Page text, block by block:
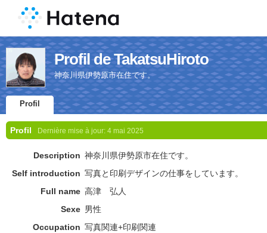
Profil de TakatsuHiroto
神奈川県伊勢原市在住です。
Profil
Profil Dernière mise à jour: 4 mai 2025
Description 神奈川県伊勢原市在住です。
Self introduction 写真と印刷デザインの仕事をしています。
Full name 高津 弘人
Sexe 男性
Occupation 写真関連+印刷関連